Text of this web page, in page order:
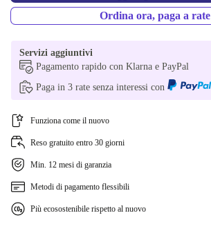
Ordina ora, paga a rate
Servizi aggiuntivi
Pagamento rapido con Klarna e PayPal
Paga in 3 rate senza interessi con
Funziona come il nuovo
Reso gratuito entro 30 giorni
Min. 12 mesi di garanzia
Metodi di pagamento flessibili
Più ecosostenibile rispetto al nuovo